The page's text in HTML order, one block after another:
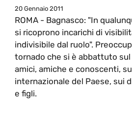
20 Gennaio 2011
ROMA - Bagnasco: "In
si ricoprono incarichi di
indivisibile dal ruolo".
tornado che si è abbattuto sul
amici, amiche e conoscenti,
internazionale del Paese, sui
e figli.